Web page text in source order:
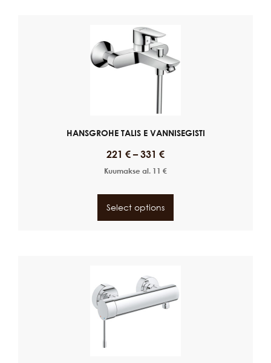
HANSGROHE TALIS E VANNISEGISTI
221 € – 331 €
Kuumakse al. 11 €
Select options